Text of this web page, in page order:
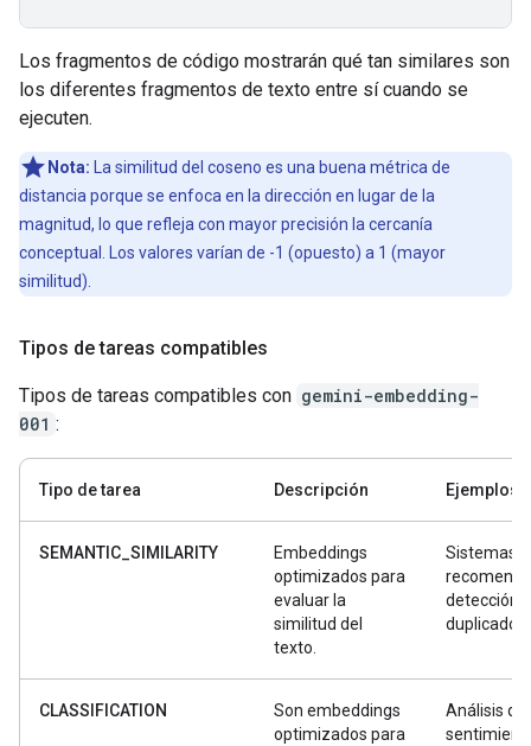
Los fragmentos de código mostrarán qué tan similares son
los diferentes fragmentos de texto entre sí cuando se
ejecuten.
Nota: La similitud del coseno es una buena métrica de
distancia porque se enfoca en la dirección en lugar de la
magnitud, lo que refleja con mayor precisión la cercanía
conceptual. Los valores varían de -1 (opuesto) a 1 (mayor
similitud).
Tipos de tareas compatibles
Tipos de tareas compatibles con gemini-embedding-
001 :
Tipo de tarea Descripción Ejemplos
SEMANTIC_SIMILARITY
Embeddings
optimizados para
evaluar la
similitud del
texto.
Sistemas
detección
duplicados
CLASSIFICATION
Son embeddings
optimizados para
Análisis de